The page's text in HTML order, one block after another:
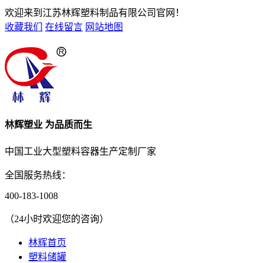
欢迎来到江苏林辉塑料制品有限公司官网！
收藏我们
在线留言 网站地图
林辉塑业 为品质而生
中国工业大型塑料容器生产定制厂家
全国服务热线：
400-183-1008
（24小时欢迎您的咨询）
林辉首页
塑料储罐